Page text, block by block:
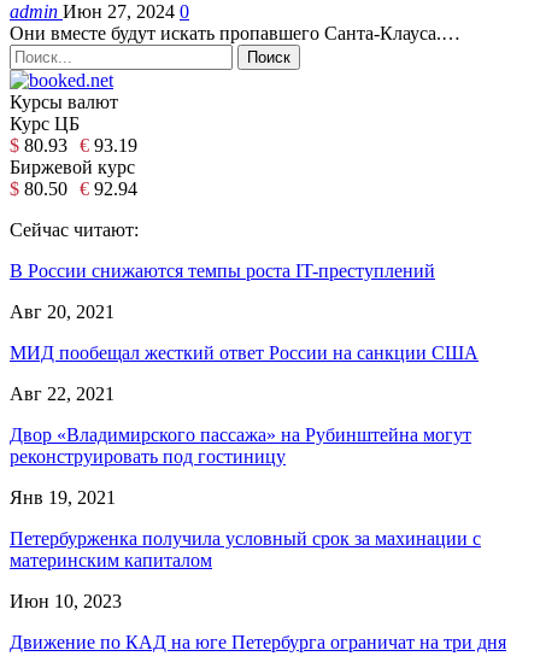
admin Июн 27, 2024 0
Они вместе будут искать пропавшего Санта-Клауса.…
Курсы валют
Курс ЦБ
$ 80.93 € 93.19
Биржевой курс
$ 80.50 € 92.94
Сейчас читают:
В России снижаются темпы роста IT-преступлений
Авг 20, 2021
МИД пообещал жесткий ответ России на санкции США
Авг 22, 2021
Двор «Владимирского пассажа» на Рубинштейна могут
реконструировать под гостиницу
Янв 19, 2021
Петербурженка получила условный срок за махинации с
материнским капиталом
Июн 10, 2023
Движение по КАД на юге Петербурга ограничат на три дня